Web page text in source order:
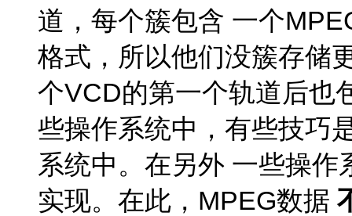
道，每个簇包含 一个
格式，所以他们没簇存储
个VCD的第一个轨道后也
些操作系统中，有些技巧
系统中。在另外 一些操
实现。在此，MPEG数据